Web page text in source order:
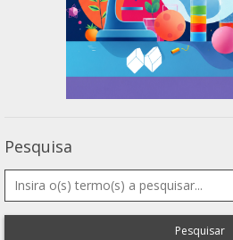
Pesquisa
Pesquisar